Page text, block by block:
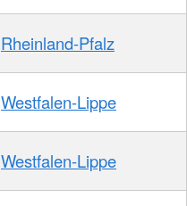
Rheinland-Pfalz
Westfalen-Lippe
Westfalen-Lippe